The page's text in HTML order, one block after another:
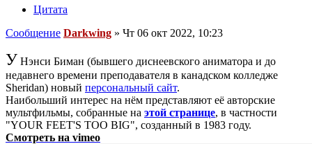
Цитата
Сообщение Darkwing » Чт 06 окт 2022, 10:23
У Нэнси Биман (бывшего диснеевского аниматора и до
недавнего времени преподавателя в канадском колледже
Sheridan) новый персональный сайт.
Наибольший интерес на нём представляют её авторские
мультфильмы, собранные на этой странице, в частности
"YOUR FEET'S TOO BIG", созданный в 1983 году.
Смотреть на vimeo